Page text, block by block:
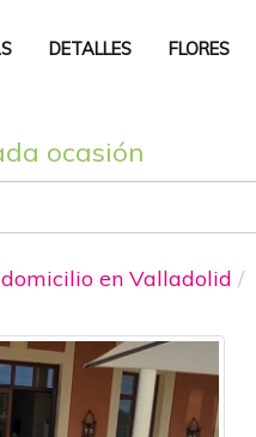
DETALLES FLORES
ocasión
en Valladolid